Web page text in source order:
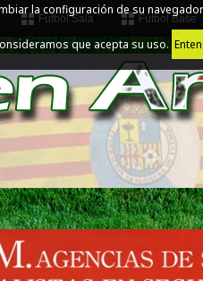
la configuración de su
que acepta su uso.
Fútbol Sala Fútbol Base